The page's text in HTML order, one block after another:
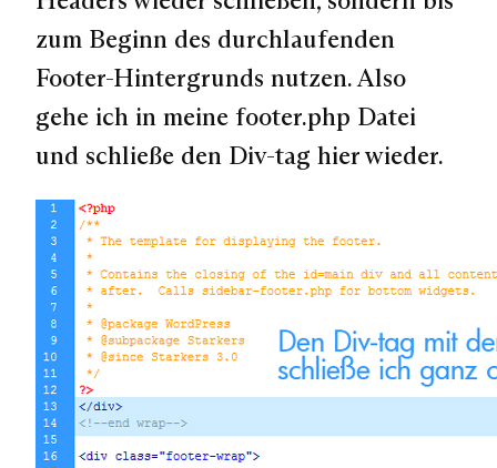
zum Beginn des durchlaufenden
Footer-Hintergrunds nutzen. Also
gehe ich in meine footer.php Datei
und schließe den Div-tag hier wieder.